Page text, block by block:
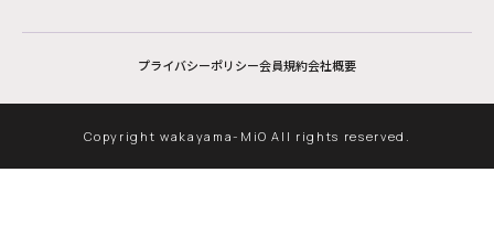
プライバシーポリシー会員規約会社概要
Copyright wakayama-MiO All rights reserved.